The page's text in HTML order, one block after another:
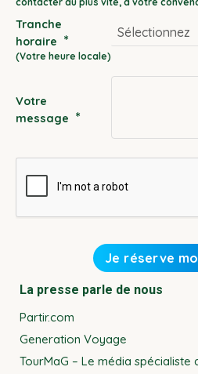
slash
MM
slash
Tranche
horaire *
Votre
message *
La presse parle de nous
Partir.com
Generation Voyage
TourMaG – Le média spécialiste